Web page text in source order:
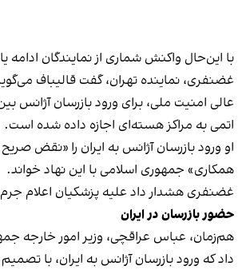
با این‌حال واکنش شماری از نمایندگان ادامه
غضنفری،‌ نماینده تهران، گفت قالیباف
عالی امنیت ملی، برای ورود بازرسان آژانس
اتمی به مراکز هسته‌ای اجازه داده شده است.
او ورود بازرسان آژانس به ایران را «نقض
همکاری» جمهوری اسلامی با این نهاد خواند.
غضنفری هشدار داد علیه پزشکیان اعلام
حضور بازرسان در ایران
هم‌زمان، عباس عراقچی، وزیر امور خارجه
داد که ورود بازرسان آژانس به ایران، با